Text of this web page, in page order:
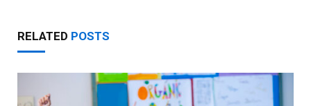
RELATED POSTS